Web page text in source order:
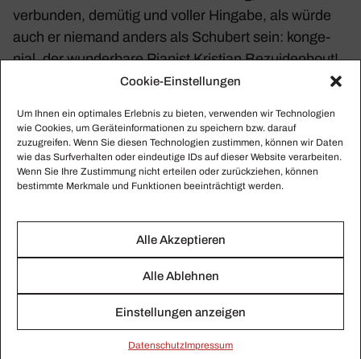
Cookie-Einstellungen
Um Ihnen ein optimales Erlebnis zu bieten, verwenden wir Technologien
wie Cookies, um Geräteinformationen zu speichern bzw. darauf
zuzugreifen. Wenn Sie diesen Technologien zustimmen, können wir Daten
wie das Surfverhalten oder eindeutige IDs auf dieser Website verarbeiten.
Wenn Sie Ihre Zustimmung nicht erteilen oder zurückziehen, können
bestimmte Merkmale und Funktionen beeinträchtigt werden.
Alle Akzeptieren
Alle Ablehnen
Einstellungen anzeigen
Daten­schutzImpressum
verbunden, demütig und voller Hingabe, als würde
auch er niemand anders als Schu­bert sein: konge­
nial, der wunder­bare Pianist Kris­tian Bezu­iden­hout!
Eine Winter­reise. Based
on Music and Songs by
Sofie von Otter, Nicolas
Fran­ciscus, Kris­tian Alm,
Matilda Gustafsson, Kris­
tian Bezu­iden­hout,
Claudio Rado, Giulia
Tornarolla, Chris­toph Loy
(DVD und Blu-ray Disc,
Naxos)